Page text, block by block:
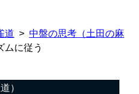
道
中盤の思考（土田の麻
ムに従う
）